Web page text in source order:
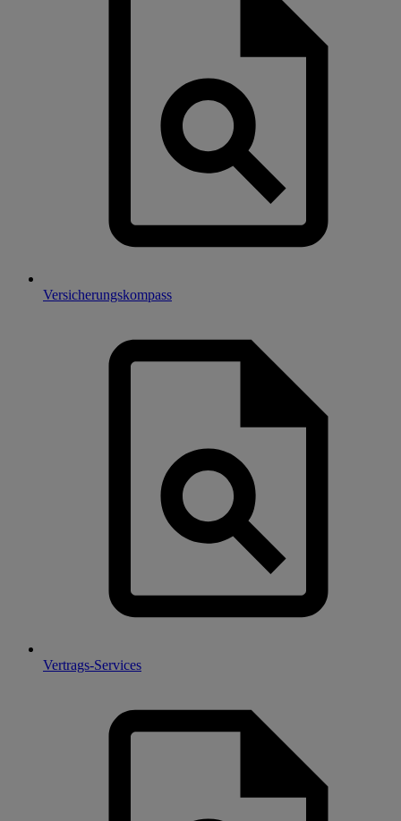
Versicherungskompass
Vertrags-Services